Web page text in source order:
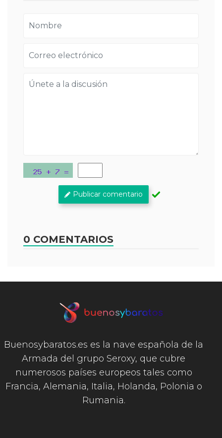
Publicar comentario
0 COMENTARIOS
Buenosybaratos.es es la nave española de la
Armada del grupo Seroxy, que cubre
numerosos países europeos tales como
Francia, Alemania, Italia, Holanda, Polonia o
Rumania.